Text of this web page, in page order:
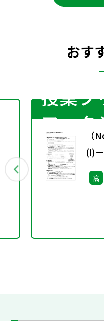
おす
授業プ
ワーク（
(Ⅰ)
―
高